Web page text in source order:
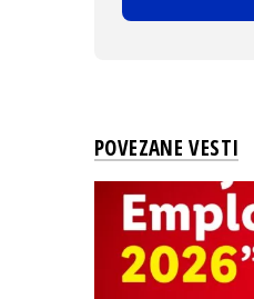
POVEZANE VESTI